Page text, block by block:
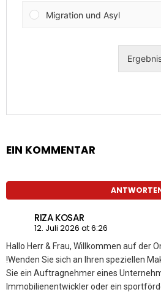
EIN KOMMENTAR
RIZA KOSAR
12. Juli 2026 at 6:26
Hallo Herr & Frau, Willkommen auf der
!Wenden Sie sich an Ihren speziellen
Sie ein Auftragnehmer eines
Immobilienentwickler oder ein